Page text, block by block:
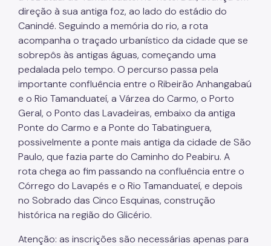
direção à sua antiga foz, ao lado do estádio do
Canindé. Seguindo a memória do rio, a rota
acompanha o traçado urbanístico da cidade que se
sobrepôs às antigas águas, começando uma
pedalada pelo tempo. O percurso passa pela
importante confluência entre o Ribeirão Anhangabaú
e o Rio Tamanduateí, a Várzea do Carmo, o Porto
Geral, o Ponto das Lavadeiras, embaixo da antiga
Ponte do Carmo e a Ponte do Tabatinguera,
possivelmente a ponte mais antiga da cidade de São
Paulo, que fazia parte do Caminho do Peabiru. A
rota chega ao fim passando na confluência entre o
Córrego do Lavapés e o Rio Tamanduateí, e depois
no Sobrado das Cinco Esquinas, construção
histórica na região do Glicério.
Atenção: as inscrições são necessárias apenas para